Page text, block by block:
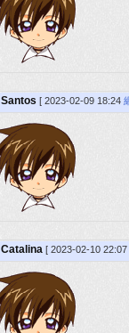
Santos [ 2023-02-09 18:24
Catalina [ 2023-02-10 22:07